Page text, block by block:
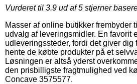
Vurderet til 3.9 ud af 5 stjerner
Masser af online butikker frembyder
udvalg af leveringsmidler. En favorit
udleveringssteder, fordi det giver dig
hente de købte produkter på et
Løsningen er altså yderst
den prisbilligste fragtmulighed ved
Concave 3575577.